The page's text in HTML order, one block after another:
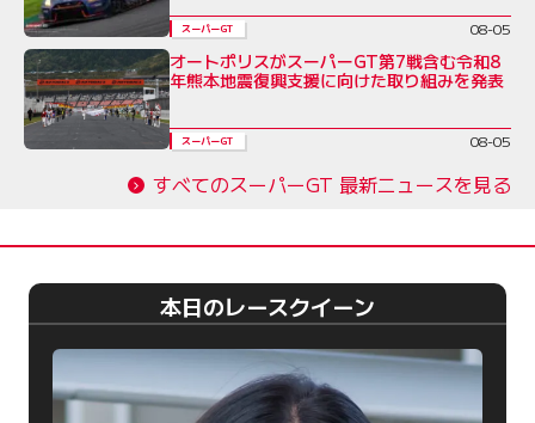
スーパーGT 08-05
オートポリスがスーパーGT第7戦含む令和8
年熊本地震復興支援に向けた取り組みを発表
スーパーGT 08-05
すべてのスーパーGT 最新ニュースを見る
本日のレースクイーン